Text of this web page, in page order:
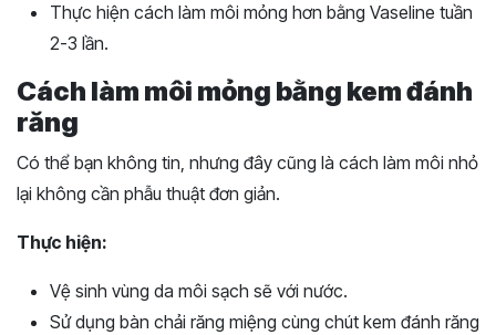
Thực hiện cách làm môi mỏng hơn bằng Vaseline tuần
2-3 lần.
Cách làm môi mỏng bằng kem đánh
răng
Có thể bạn không tin, nhưng đây cũng là cách làm môi nhỏ
lại không cần phẫu thuật đơn giản.
Thực hiện:
Vệ sinh vùng da môi sạch sẽ với nước.
Sử dụng bàn chải răng miệng cùng chút kem đánh răng